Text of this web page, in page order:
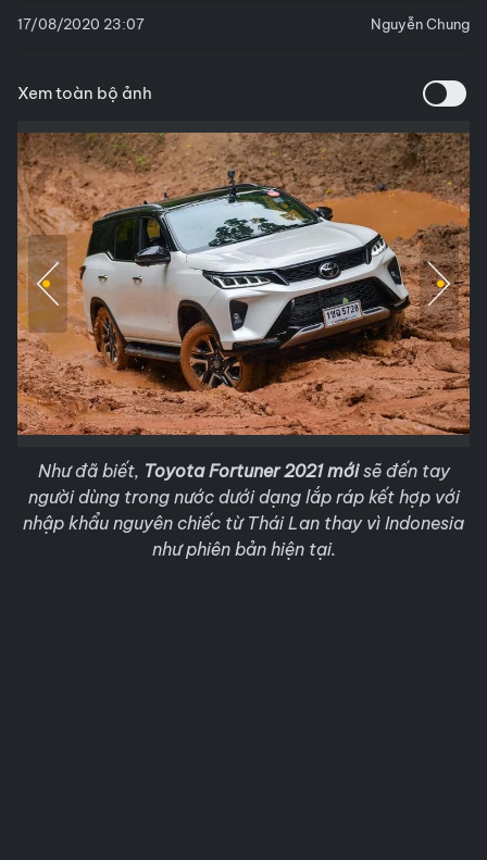
17/08/2020 23:07 Nguyễn Chung
Xem toàn bộ ảnh
Như đã biết, Toyota Fortuner 2021 mớisẽ đến tay
người dùng trong nước dưới dạng lắp ráp kết hợp với
nhập khẩu nguyên chiếc từ Thái Lan thay vì Indonesia
như phiên bản hiện tại.